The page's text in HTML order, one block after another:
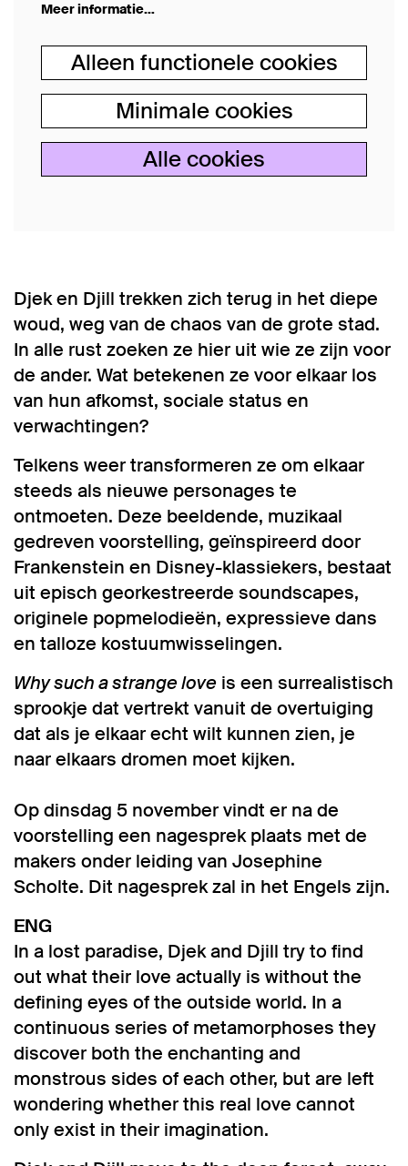
Meer informatie…
Alleen functionele cookies
Minimale cookies
Alle cookies
Djek en Djill trekken zich terug in het diepe
woud, weg van de chaos van de grote stad.
In alle rust zoeken ze hier uit wie ze zijn voor
de ander. Wat betekenen ze voor elkaar los
van hun afkomst, sociale status en
verwachtingen?
Telkens weer transformeren ze om elkaar
steeds als nieuwe personages te
ontmoeten. Deze beeldende, muzikaal
gedreven voorstelling, geïnspireerd door
Frankenstein en Disney-klassiekers, bestaat
uit episch georkestreerde soundscapes,
originele popmelodieën, expressieve dans
en talloze kostuumwisselingen.
Why such a strange love is een surrealistisch
sprookje dat vertrekt vanuit de overtuiging
dat als je elkaar echt wilt kunnen zien, je
naar elkaars dromen moet kijken.
Op dinsdag 5 november vindt er na de
voorstelling een nagesprek plaats met de
makers onder leiding van Josephine
Scholte. Dit nagesprek zal in het Engels zijn.
ENG
In a lost paradise, Djek and Djill try to find
out what their love actually is without the
defining eyes of the outside world. In a
continuous series of metamorphoses they
discover both the enchanting and
monstrous sides of each other, but are left
wondering whether this real love cannot
only exist in their imagination.